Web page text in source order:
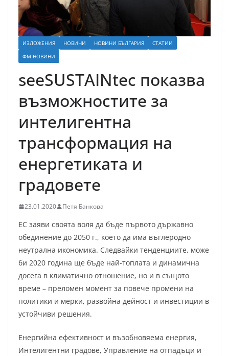
ИЗЛОЖЕНИЯ НОВИНИ НОВИНИ БЪЛГАРИЯ
СТАТИИ
ФМ НОВИНИ
seeSUSTAINtec показва
възможностите за
интелигентна
трансформация на
енергетиката и
градовете
23.01.2020 Петя Банкова
ЕС заяви своята воля да бъде първото държавно
обединение до 2050 г., което да има въглеродно
неутрална икономика. Следвайки тенденциите, може
би 2020 година ще бъде най-топлата и динамична
досега в климатично отношение, но и в същото
време – преломен момент за повече промени на
политики и мерки, развойна дейност и инвестиции в
устойчиви решения.
Енергийна ефективност и възобновяема енергия,
Интелигентни градове, Управление на отпадъци и